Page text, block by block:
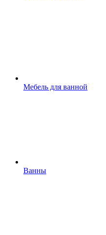
Мебель для ванной
Ванны